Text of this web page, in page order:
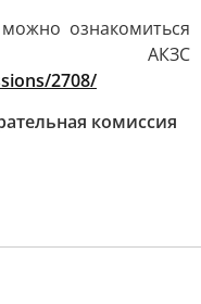
ознакомиться
АКЗС
2708/
комиссия